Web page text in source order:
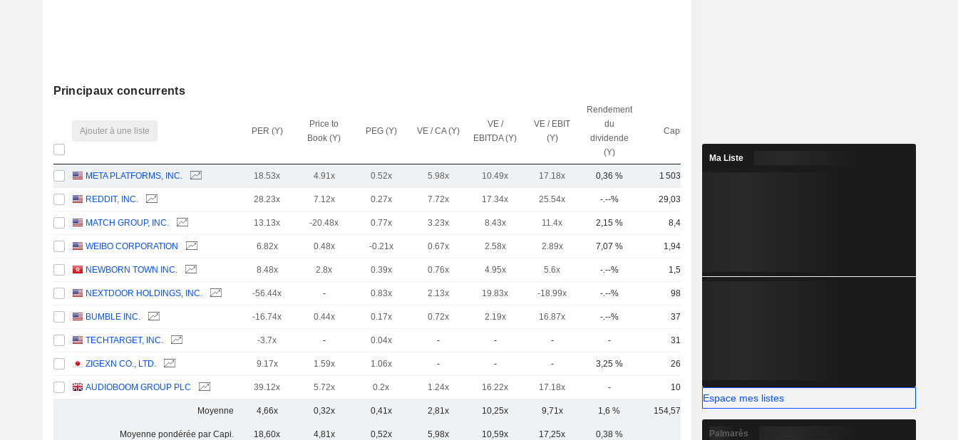
Principaux concurrents
Ajouter à une liste PER (Y)
Price to
Book (Y)
PEG (Y) VE / CA (Y)
VE /
EBITDA (Y)
VE / EBIT
(Y)
Rendement
du
dividende
(Y)
Capi.($)
META PLATFORMS, INC. 18.53x 4.91x 0.52x 5.98x 10.49x 17.18x 0,36 % 1 503 Md
REDDIT, INC. 28.23x 7.12x 0.27x 7.72x 17.34x 25.54x -.--% 29,03 Md
MATCH GROUP, INC. 13.13x -20.48x 0.77x 3.23x 8.43x 11.4x 2,15 % 8,4 Md
WEIBO CORPORATION 6.82x 0.48x -0.21x 0.67x 2.58x 2.89x 7,07 % 1,94 Md
NEWBORN TOWN INC. 8.48x 2.8x 0.39x 0.76x 4.95x 5.6x -.--% 1,5 Md
NEXTDOOR HOLDINGS, INC. -56.44x - 0.83x 2.13x 19.83x -18.99x -.--% 983 M
BUMBLE INC. -16.74x 0.44x 0.17x 0.72x 2.19x 16.87x -.--% 375 M
TECHTARGET, INC. -3.7x - 0.04x - - - - 312 M
ZIGEXN CO., LTD. 9.17x 1.59x 1.06x - - - 3,25 % 260 M
AUDIOBOOM GROUP PLC 39.12x 5.72x 0.2x 1.24x 16.22x 17.18x - 107 M
Moyenne 4,66x 0,32x 0,41x 2,81x 10,25x 9,71x 1,6 % 154,57 Md
Moyenne pondérée par Capi. 18,60x 4,81x 0,52x 5,98x 10,59x 17,25x 0,38 %
Ma Liste
Espace mes listes
Palmarès